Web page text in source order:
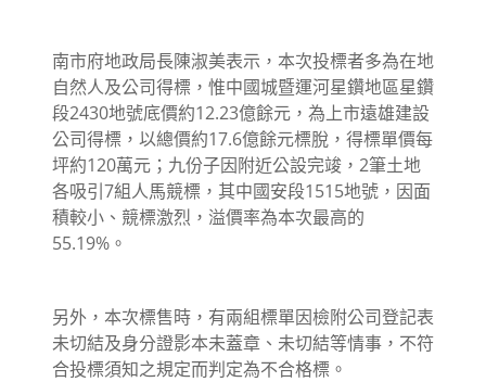
南市府地政局長陳淑美表示，本次投標者多為在地
自然人及公司得標，惟中國城暨運河星鑽地區星鑽
段2430地號底價約12.23億餘元，為上市遠雄建設
公司得標，以總價約17.6億餘元標脫，得標單價每
坪約120萬元；九份子因附近公設完竣，2筆土地
各吸引7組人馬競標，其中國安段1515地號，因面
積較小、競標激烈，溢價率為本次最高的
55.19%。
另外，本次標售時，有兩組標單因檢附公司登記表
未切結及身分證影本未蓋章、未切結等情事，不符
合投標須知之規定而判定為不合格標。